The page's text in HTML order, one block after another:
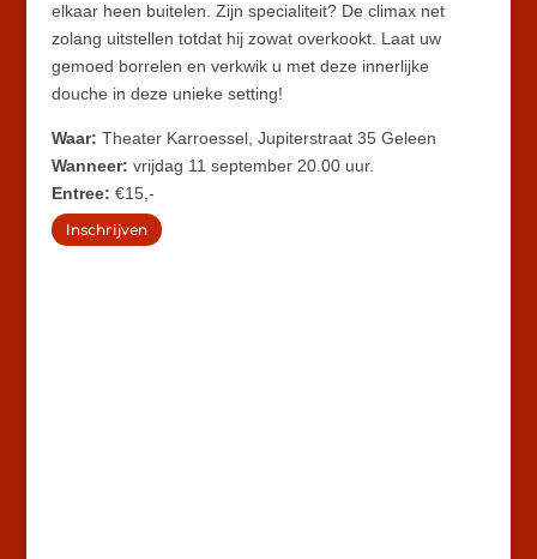
elkaar heen buitelen. Zijn specialiteit? De climax net
zolang uitstellen totdat hij zowat overkookt. Laat uw
gemoed borrelen en verkwik u met deze innerlijke
douche in deze unieke setting!
Waar: Theater Karroessel, Jupiterstraat 35 Geleen
Wanneer: vrijdag 11 september 20.00 uur.
Entree: €15,-
Inschrijven